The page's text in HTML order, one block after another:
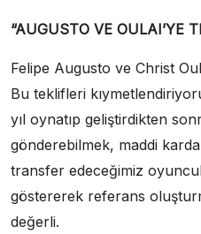
“AUGUSTO VE OULAI’YE
Felipe Augusto ve Christ
Bu teklifleri
yıl oynatıp geliştirdikten
gönderebilmek, maddi
transfer edeceğimiz
göstererek referans
değerli.